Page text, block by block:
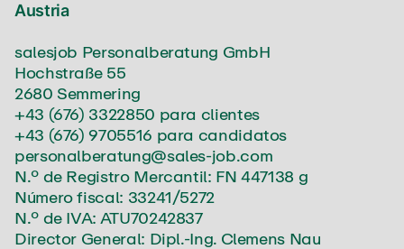
Austria
salesjob Personalberatung GmbH
Hochstraße 55
2680 Semmering
+43 (676) 3322850 para clientes
+43 (676) 9705516 para candidatos
personalberatung@sales-job.com
N.º de Registro Mercantil: FN 447138 g
Número fiscal: 33241/5272
N.º de IVA: ATU70242837
Director General: Dipl.-Ing. Clemens Nau